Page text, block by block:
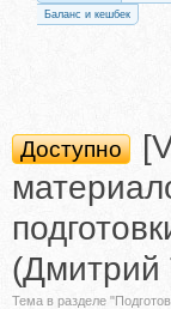
Баланс и кешбек
Доступно
(Дмитрий
Тема в разделе